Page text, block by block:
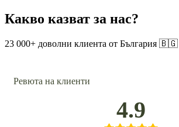
Какво казват за нас?
23 000+ доволни клиента от България 🇧🇬
Ревюта на клиенти
4.9